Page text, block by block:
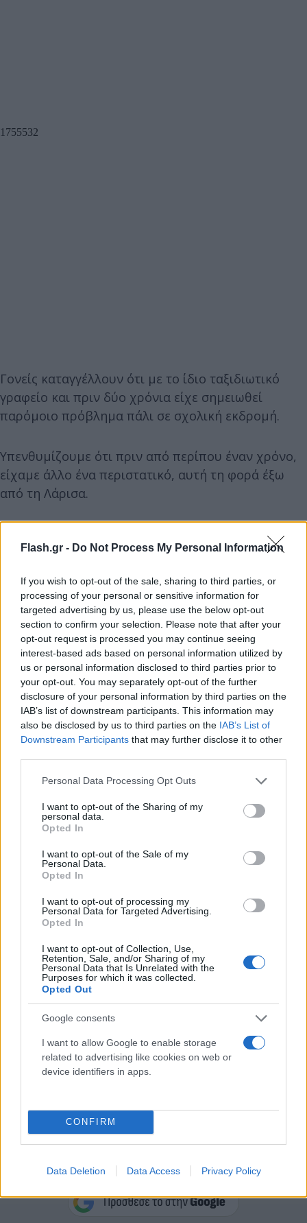
Flash.gr - Do Not Process My Personal Information
If you wish to opt-out of the sale, sharing to third parties, or
processing of your personal or sensitive information for
targeted advertising by us, please use the below opt-out
section to confirm your selection. Please note that after your
opt-out request is processed you may continue seeing
interest-based ads based on personal information utilized by
us or personal information disclosed to third parties prior to
your opt-out. You may separately opt-out of the further
disclosure of your personal information by third parties on the
IAB’s list of downstream participants. This information may
also be disclosed by us to third parties on the IAB’s List of
Downstream Participants that may further disclose it to other
Please note that this website/app uses one or more Google
not limited to your visit or usage behaviour. You may click to
grant or deny consent to Google and its third-party tags to
use your data for below specified purposes in below Google
consent section.
Personal Data Processing Opt Outs
I want to opt-out of the Sharing of my
personal data.
Opted In
I want to opt-out of the Sale of my
Personal Data.
Opted In
I want to opt-out of processing my
Personal Data for Targeted Advertising.
Opted In
I want to opt-out of Collection, Use,
Retention, Sale, and/or Sharing of my
Personal Data that Is Unrelated with the
Purposes for which it was collected.
Opted Out
Google consents
I want to allow Google to enable storage
related to advertising like cookies on web or
device identifiers in apps.
CONFIRM
Data Deletion Data Access Privacy Policy
Γονείς καταγγέλλουν ότι με το ίδιο ταξιδιωτικό
γραφείο και πριν δύο χρόνια είχε σημειωθεί
παρόμοιο πρόβλημα πάλι σε σχολική εκδρομή.
Υπενθυμίζουμε ότι πριν από περίπου έναν χρόνο,
είχαμε άλλο ένα περιστατικό, αυτή τη φορά έξω
από τη Λάρισα.
Συγκεκριμένα, ξέσπασε πυρκαγιά σε λεωφορείο με
επιβάτες, στην παλαιά εθνική οδό Λάρισας –
Θεσσαλονίκης στο ύψος του «Νιαβή» στο ρεύμα
προς Λάρισα. Άμεσα εκκενώθηκε το λεωφορείο
χωρίς ευτυχώς να κινδυνέψει κάποιος.
Τα χειρότερα τελικά πρόλαβε η επέμβαση του
περιόρισε τη φωτιά.
Κάνε κλικ και δες περισσότερο
Flash.grστην αναζήτηση τηςGoogle